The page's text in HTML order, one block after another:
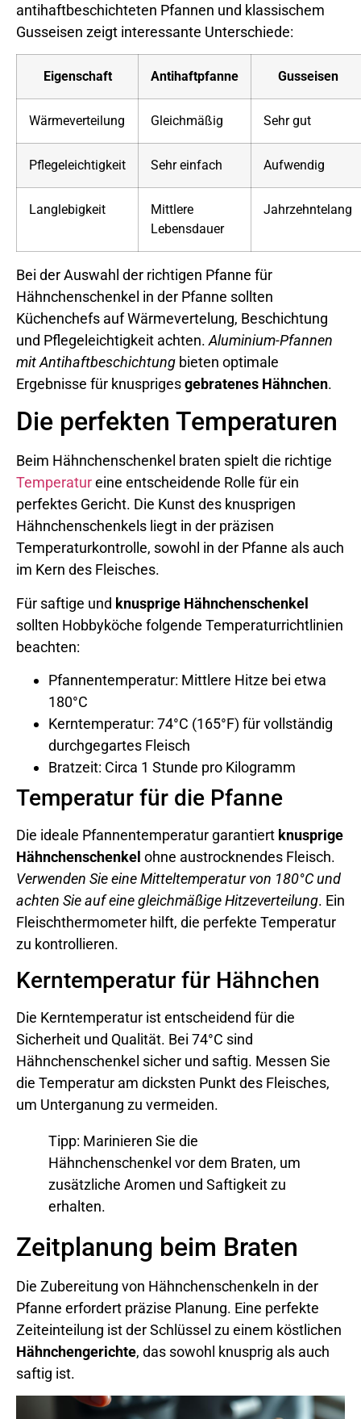
antihaftbeschichteten Pfannen und klassischem
Gusseisen zeigt interessante Unterschiede:
Eigenschaft Antihaftpfanne Gusseisen
Wärmeverteilung Gleichmäßig Sehr gut
Pflegeleichtigkeit Sehr einfach Aufwendig
Langlebigkeit
Mittlere
Lebensdauer
Jahrzehntelang
Bei der Auswahl der richtigen Pfanne für
Hähnchenschenkel in der Pfanne sollten
Küchenchefs auf Wärmevertelung, Beschichtung
und Pflegeleichtigkeit achten. Aluminium-Pfannen
mit Antihaftbeschichtung bieten optimale
Ergebnisse für knusprigesgebratenes Hähnchen.
Die perfekten Temperaturen
Beim Hähnchenschenkel braten spielt die richtige
Temperatureine entscheidende Rolle für ein
perfektes Gericht. Die Kunst des knusprigen
Hähnchenschenkels liegt in der präzisen
Temperaturkontrolle, sowohl in der Pfanne als auch
im Kern des Fleisches.
Für saftige und knusprige Hähnchenschenkel
sollten Hobbyköche folgende Temperaturrichtlinien
beachten:
Pfannentemperatur: Mittlere Hitze bei etwa
180°C
Kerntemperatur: 74°C (165°F) für vollständig
durchgegartes Fleisch
Bratzeit: Circa 1 Stunde pro Kilogramm
Temperatur für die Pfanne
Die ideale Pfannentemperatur garantiert knusprige
Hähnchenschenkel ohne austrocknendes Fleisch.
Verwenden Sie eine Mitteltemperatur von 180°C und
achten Sie auf eine gleichmäßige Hitzeverteilung. Ein
Fleischthermometer hilft, die perfekte Temperatur
zu kontrollieren.
Kerntemperatur für Hähnchen
Die Kerntemperatur ist entscheidend für die
Sicherheit und Qualität. Bei 74°C sind
Hähnchenschenkel sicher und saftig. Messen Sie
die Temperatur am dicksten Punkt des Fleisches,
um Unterganung zu vermeiden.
Tipp: Marinieren Sie die
Hähnchenschenkel vor dem Braten, um
zusätzliche Aromen und Saftigkeit zu
erhalten.
Zeitplanung beim Braten
Die Zubereitung von Hähnchenschenkeln in der
Pfanne erfordert präzise Planung. Eine perfekte
Zeiteinteilung ist der Schlüssel zu einem köstlichen
Hähnchengerichte, das sowohl knusprig als auch
saftig ist.